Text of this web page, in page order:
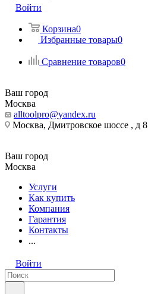
Войти
Корзина0
Избранные товары0
Сравнение товаров0
Ваш город
Москва
alltoolpro@yandex.ru
Москва, Дмитровское шоссе , д
Ваш город
Москва
Услуги
Как купить
Компания
Гарантия
Контакты
...
Войти